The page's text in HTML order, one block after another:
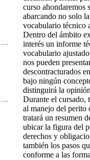
curso ahondaremos
abarcando no solo
vocabulario técnico
Dentro del ámbito
interés un informe
vocabulario
nos pueden
descontracturados
bajo ningún
distinguirá la
Durante el cursado,
al manejo del perito
tratará un resumen
ubicar la figura del
derechos y
también los pasos
conforme a las